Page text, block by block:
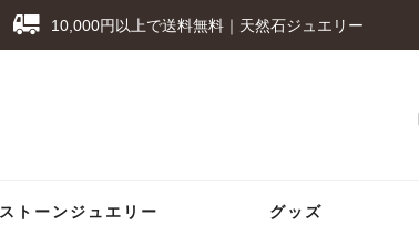
10,000円以上で送料無料｜天然石ジュエリー
ストーンジュエリー グッズ